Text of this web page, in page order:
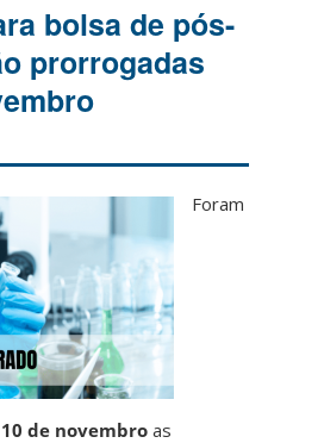
bolsa de pós-
prorrogadas
Foram
10 de novembro as